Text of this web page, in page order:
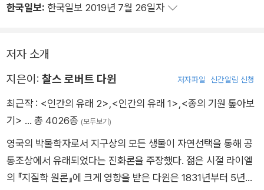
한국일보: 한국일보 2019년 7월 26일자
저자 소개
지은이: 찰스 로버트 다윈 저자파일 신간알림 신청
최근작 : <인간의 유래 2> <인간의 유래 1> <종의 기원 톺아보
기> … 총 4026종 (모두보기)
영국의 박물학자로서 지구상의 모든 생물이 자연선택을 통해 공
통조상에서 유래되었다는 진화론을 주장했다. 젊은 시절 라이엘
의 『지질학 원론』에 크게 영향을 받은 다윈은 1831년부터 5년간